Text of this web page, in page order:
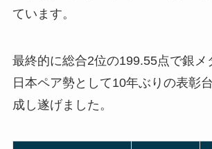
ています。
最終的に総合2位の199.55点で銀メ
日本ペア勢として10年ぶりの表彰
成し遂げました。